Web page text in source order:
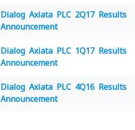
Dialog Axiata PLC 2Q17 Results
Announcement
Dialog Axiata PLC 1Q17 Results
Announcement
Dialog Axiata PLC 4Q16 Results
Announcement